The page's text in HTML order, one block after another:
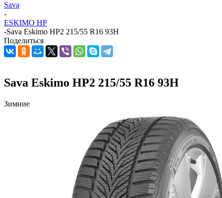
Sava
-
ESKIMO HP
-Sava Eskimo HP2 215/55 R16 93H
Поделиться
Sava Eskimo HP2 215/55 R16 93H
Зимние